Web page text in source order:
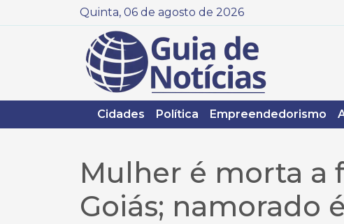
Quinta, 06 de agosto de 2026
Cidades Política Empreendedorismo
Mulher é morta a
Goiás; namorado